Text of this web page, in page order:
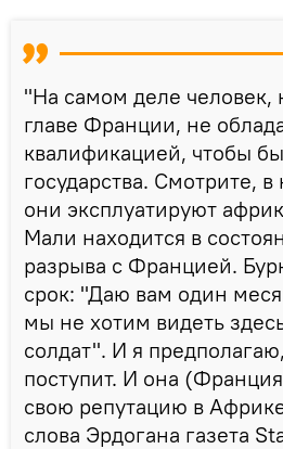
"На самом деле человек,
главе Франции, не
квалификацией, чтобы
государства. Смотрите,
они эксплуатируют
Мали находится в
разрыва с Францией.
срок: "Даю вам один
мы не хотим видеть
солдат". И я
поступит. И она
свою репутацию в
слова Эрдогана газета